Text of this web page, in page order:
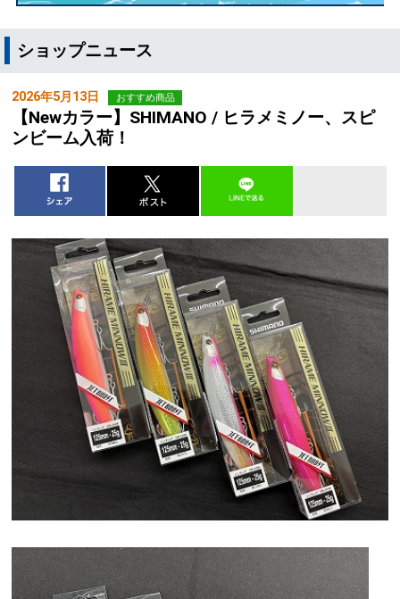
ショップニュース
2026年5月13日 おすすめ商品
【Newカラー】SHIMANO / ヒラメミノー、スピ
ンビーム入荷！